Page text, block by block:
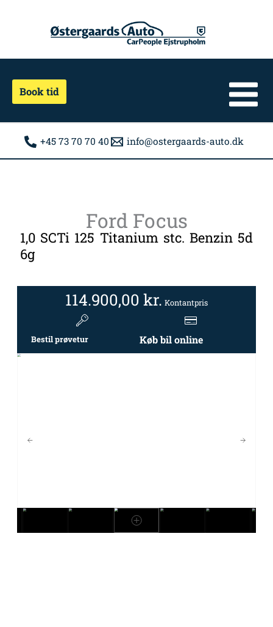
Book tid
+45 73 70 70 40 info@ostergaards-auto.dk
Ford Focus
1,0 SCTi 125 Titanium stc. Benzin 5d
6g
114.900,00 kr. Kontantpris
Bestil prøvetur Køb bil online